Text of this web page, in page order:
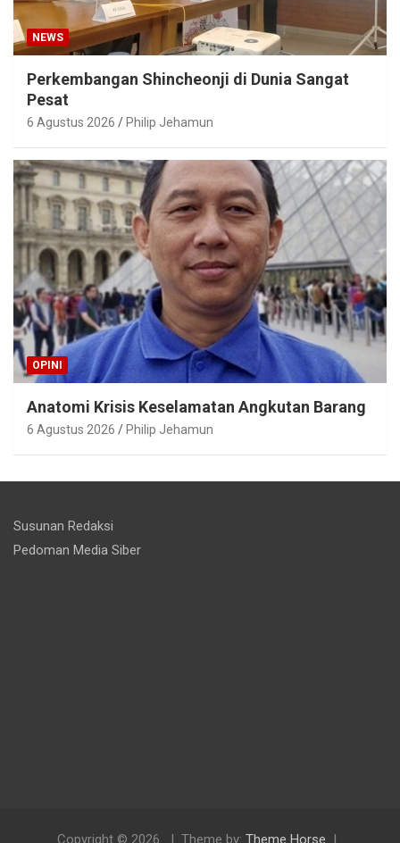
NEWS
Perkembangan Shincheonji di Dunia Sangat
Pesat
6 Agustus 2026 Philip Jehamun
OPINI
Anatomi Krisis Keselamatan Angkutan Barang
6 Agustus 2026 Philip Jehamun
Susunan Redaksi
Pedoman Media Siber
Copyright © 2026 Theme by: Theme Horse